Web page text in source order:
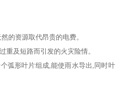
的资源取代昂贵的电费。
重及短路而引发的火灾险情。
弧形叶片组成,能使雨水导出,同时叶